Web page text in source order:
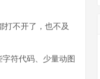
不开了，也不及
符代码、少量动图